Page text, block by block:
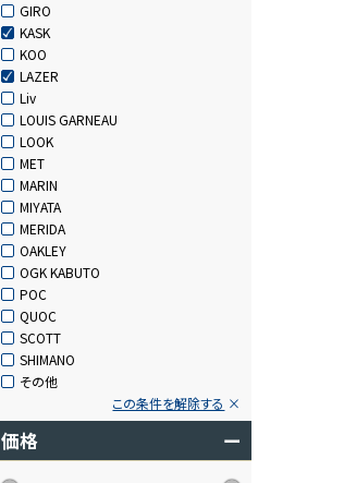
GIRO
KASK
KOO
LAZER
Liv
LOUIS GARNEAU
LOOK
MET
MARIN
MIYATA
MERIDA
OAKLEY
OGK KABUTO
POC
QUOC
SCOTT
SHIMANO
その他
この条件を解除する
価格 ー